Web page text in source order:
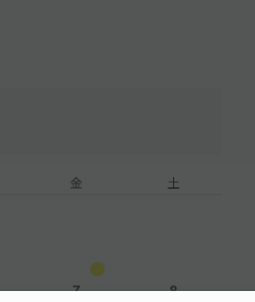
金 土
7 8